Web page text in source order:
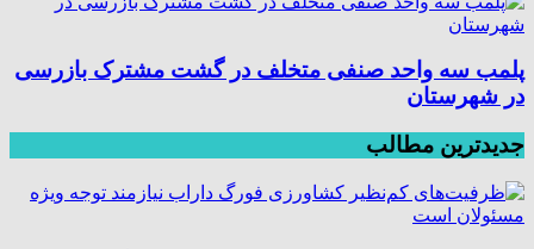
پلمب سه واحد صنفی متخلف در گشت مشترک بازرسی
در شهرستان
جدیدترین مطالب